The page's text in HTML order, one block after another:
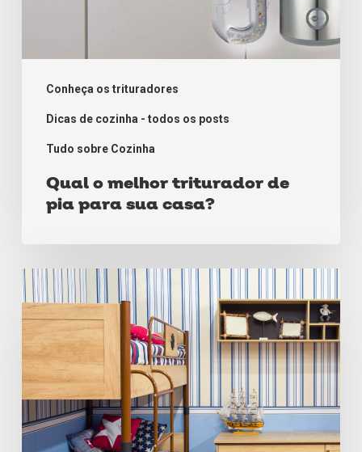
Conheça os trituradores
Dicas de cozinha - todos os posts
Tudo sobre Cozinha
Qual o melhor triturador de
pia para sua casa?
Dicas
perfeitas
para
a
decoração
de
quarto